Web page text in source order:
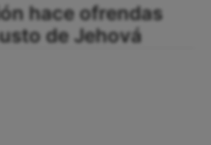
hace ofrendas
de Jehová